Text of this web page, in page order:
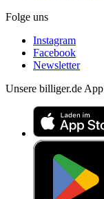
Folge uns
Instagram
Facebook
Newsletter
Unsere billiger.de App